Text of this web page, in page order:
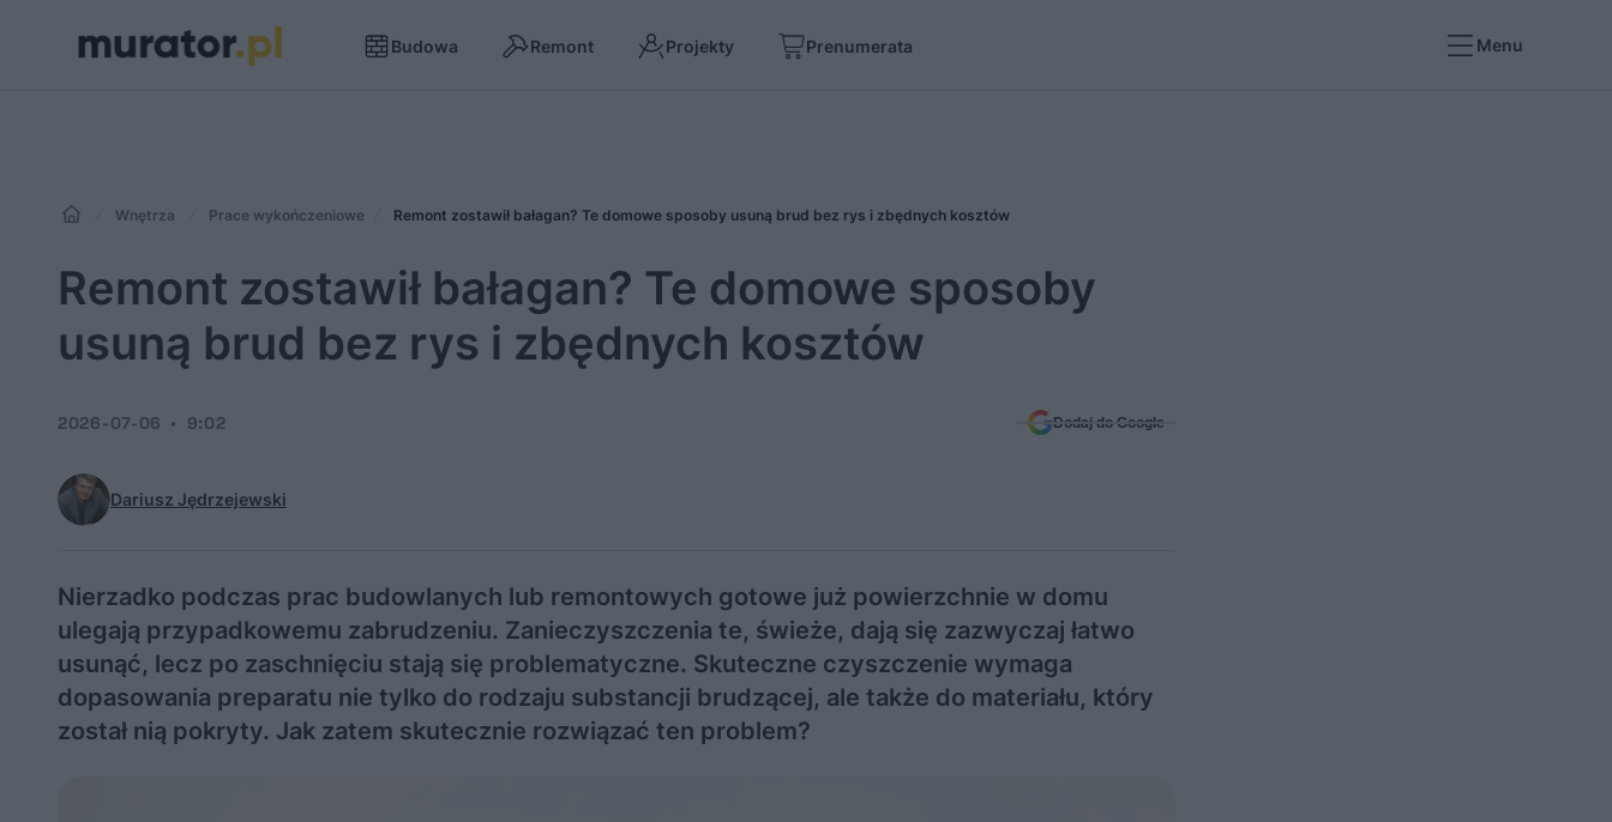
Budowa Remont Projekty Prenumerata Menu
Wnętrza Prace wykończeniowe Remont zostawił bałagan? Te domowe sposoby usuną brud bez rys i zbędnych kosztów
Remont zostawił bałagan? Te domowe sposoby
usuną brud bez rys i zbędnych kosztów
Dariusz Jędrzejewski
2026-07-06 9:02 Dodaj do Google
Nierzadko podczas prac budowlanych lub remontowych gotowe już powierzchnie w domu
ulegają przypadkowemu zabrudzeniu. Zanieczyszczenia te, świeże, dają się zazwyczaj łatwo
usunąć, lecz po zaschnięciu stają się problematyczne. Skuteczne czyszczenie wymaga
dopasowania preparatu nie tylko do rodzaju substancji brudzącej, ale także do materiału, który
został nią pokryty. Jak zatem skutecznie rozwiązać ten problem?